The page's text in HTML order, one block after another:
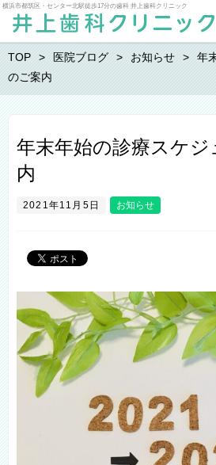
横浜市都筑区・センター北駅徒歩17分の歯科 井上歯科クリニック
TOP 医院ブログ お知らせ
年
のご案内
年末年始の診療スケ
内
2021年11月5日 お知らせ